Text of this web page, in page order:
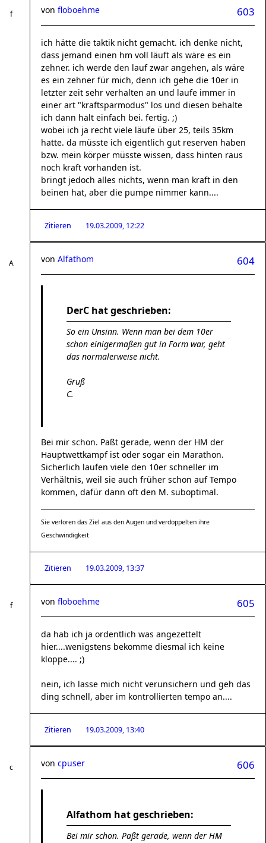
603
von floboehme
ich hätte die taktik nicht gemacht. ich denke nicht,
dass jemand einen hm voll läuft als wäre es ein
zehner. ich werde den lauf zwar angehen, als wäre
es ein zehner für mich, denn ich gehe die 10er in
letzter zeit sehr verhalten an und laufe immer in
einer art "kraftsparmodus" los und diesen behalte
ich dann halt einfach bei. fertig. ;)
wobei ich ja recht viele läufe über 25, teils 35km
hatte. da müsste ich eigentlich gut reserven haben
bzw. mein körper müsste wissen, dass hinten raus
noch kraft vorhanden ist.
bringt jedoch alles nichts, wenn man kraft in den
beinen hat, aber die pumpe nimmer kann....
Zitieren 19.03.2009, 12:22
604
von Alfathom
DerC hat geschrieben:
So ein Unsinn. Wenn man bei dem 10er
schon einigermaßen gut in Form war, geht
das normalerweise nicht.
Gruß
C.
Bei mir schon. Paßt gerade, wenn der HM der
Hauptwettkampf ist oder sogar ein Marathon.
Sicherlich laufen viele den 10er schneller im
Verhältnis, weil sie auch früher schon auf Tempo
kommen, dafür dann oft den M. suboptimal.
Sie verloren das Ziel aus den Augen und verdoppelten ihre
Geschwindigkeit
Zitieren 19.03.2009, 13:37
605
von floboehme
da hab ich ja ordentlich was angezettelt
hier....wenigstens bekomme diesmal ich keine
kloppe.... ;)
nein, ich lasse mich nicht verunsichern und geh das
ding schnell, aber im kontrollierten tempo an....
Zitieren 19.03.2009, 13:40
606
von cpuser
Alfathom hat geschrieben:
Bei mir schon. Paßt gerade, wenn der HM